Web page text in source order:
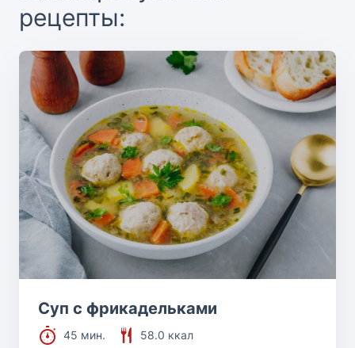
рецепты:
Суп с фрикадельками
45 мин.
58.0 ккал